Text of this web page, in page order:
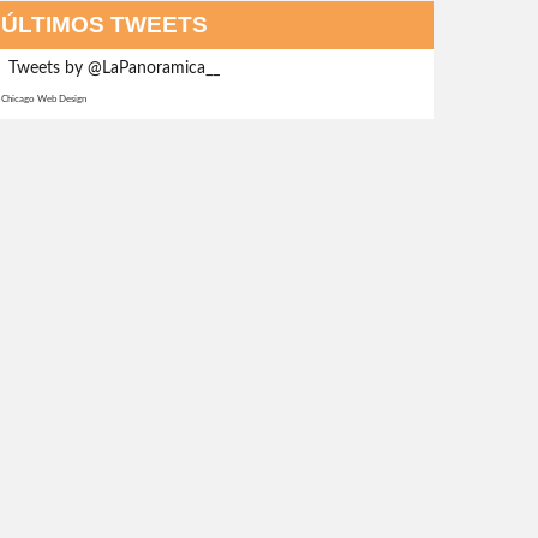
ÚLTIMOS TWEETS
Tweets by @LaPanoramica__
Chicago Web Design